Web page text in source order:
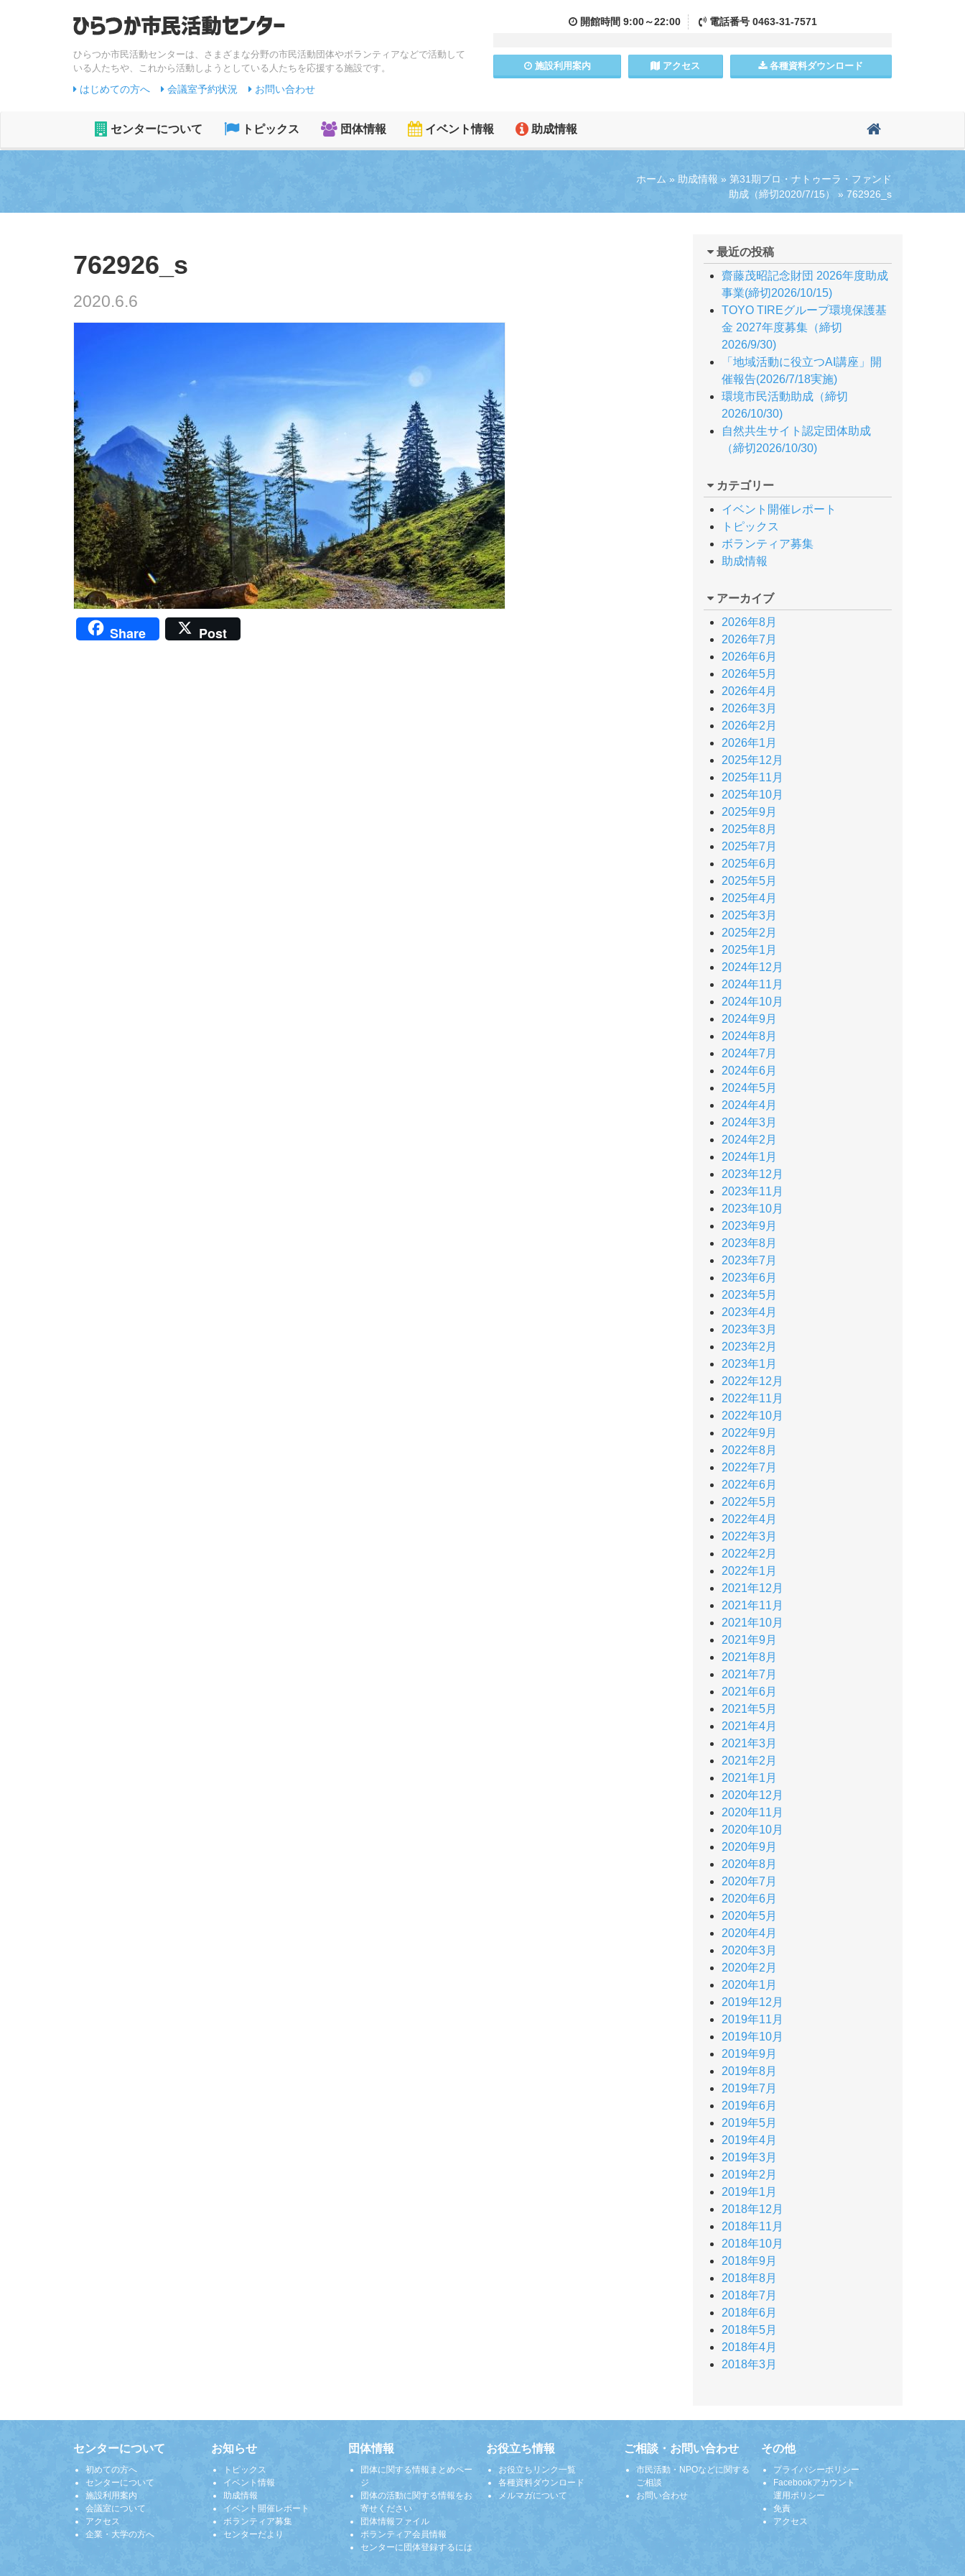
ひらつか市民活動センターは、さまざまな分野の市民活動団体やボランティアなどで活動して
いる人たちや、これから活動しようとしている人たちを応援する施設です。
はじめての方へ 会議室予約状況 お問い合わせ
開館時間 9:00～22:00 電話番号0463-31-7571
施設利用案内 アクセス 各種資料ダウンロード
センターについて トピックス 団体情報 イベント情報 助成情報
ホーム » 助成情報 » 第31期プロ・ナトゥーラ・ファンド
助成（締切2020/7/15）
» 762926_s
762926_s
2020.6.6
Share Post
最近の投稿
齋藤茂昭記念財団 2026年度助成
事業(締切2026/10/15)
TOYO TIREグループ環境保護基
金 2027年度募集（締切
2026/9/30)
「地域活動に役立つAI講座」開
催報告(2026/7/18実施)
環境市民活動助成（締切
2026/10/30)
自然共生サイト認定団体助成
（締切2026/10/30)
カテゴリー
イベント開催レポート
トピックス
ボランティア募集
助成情報
アーカイブ
2026年8月
2026年7月
2026年6月
2026年5月
2026年4月
2026年3月
2026年2月
2026年1月
2025年12月
2025年11月
2025年10月
2025年9月
2025年8月
2025年7月
2025年6月
2025年5月
2025年4月
2025年3月
2025年2月
2025年1月
2024年12月
2024年11月
2024年10月
2024年9月
2024年8月
2024年7月
2024年6月
2024年5月
2024年4月
2024年3月
2024年2月
2024年1月
2023年12月
2023年11月
2023年10月
2023年9月
2023年8月
2023年7月
2023年6月
2023年5月
2023年4月
2023年3月
2023年2月
2023年1月
2022年12月
2022年11月
2022年10月
2022年9月
2022年8月
2022年7月
2022年6月
2022年5月
2022年4月
2022年3月
2022年2月
2022年1月
2021年12月
2021年11月
2021年10月
2021年9月
2021年8月
2021年7月
2021年6月
2021年5月
2021年4月
2021年3月
2021年2月
2021年1月
2020年12月
2020年11月
2020年10月
2020年9月
2020年8月
2020年7月
2020年6月
2020年5月
2020年4月
2020年3月
2020年2月
2020年1月
2019年12月
2019年11月
2019年10月
2019年9月
2019年8月
2019年7月
2019年6月
2019年5月
2019年4月
2019年3月
2019年2月
2019年1月
2018年12月
2018年11月
2018年10月
2018年9月
2018年8月
2018年7月
2018年6月
2018年5月
2018年4月
2018年3月
センターについて
初めての方へ
センターについて
施設利用案内
会議室について
アクセス
企業・大学の方へ
お知らせ
トピックス
イベント情報
助成情報
イベント開催レポート
ボランティア募集
センターだより
団体情報
団体に関する情報まとめペー
ジ
団体の活動に関する情報をお
寄せください
団体情報ファイル
ボランティア会員情報
センターに団体登録するには
お役立ち情報
お役立ちリンク一覧
各種資料ダウンロード
メルマガについて
ご相談・お問い合わせ
市民活動・NPOなどに関する
ご相談
お問い合わせ
その他
プライバシーポリシー
Facebookアカウント
運用ポリシー
免責
アクセス